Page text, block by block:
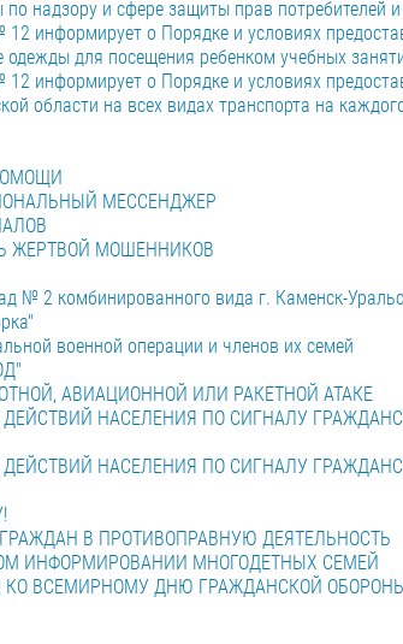
надзору и сфере защиты прав потребителей
информирует о Порядке и условиях
для посещения ребенком учебных
информирует о Порядке и условиях
области на всех видах транспорта на
МЕССЕНДЖЕР
ЖЕРТВОЙ МОШЕННИКОВ
№ 2 комбинированного вида г. Каменск-
военной операции и членов их семей
АВИАЦИОННОЙ ИЛИ РАКЕТНОЙ АТАКЕ
НАСЕЛЕНИЯ ПО СИГНАЛУ
НАСЕЛЕНИЯ ПО СИГНАЛУ
В ПРОТИВОПРАВНУЮ ДЕЯТЕЛЬНОСТЬ
ИНФОРМИРОВАНИИ МНОГОДЕТНЫХ СЕМЕЙ
КО ВСЕМИРНОМУ ДНЮ ГРАЖДАНСКОЙ